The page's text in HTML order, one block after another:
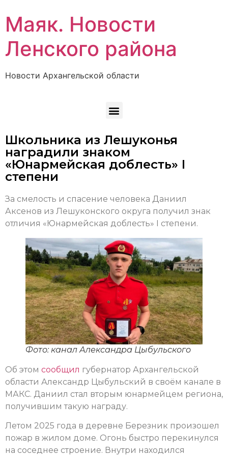
Маяк. Новости
Ленского района
Новости Архангельской области
Школьника из Лешуконья
наградили знаком
«Юнармейская доблесть» I
степени
За смелость и спасение человека Даниил
Аксенов из Лешуконского округа получил знак
отличия «Юнармейская доблесть» I степени.
Фото: канал Александра Цыбульского
Об этом сообщил губернатор Архангельской
области Александр Цыбульский в своём канале в
МАКС. Даниил стал вторым юнармейцем региона,
получившим такую награду.
Летом 2025 года в деревне Березник произошел
пожар в жилом доме. Огонь быстро перекинулся
на соседнее строение. Внутри находился